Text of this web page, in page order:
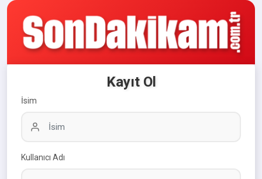
Kayıt Ol
İsim
Kullanıcı Adı